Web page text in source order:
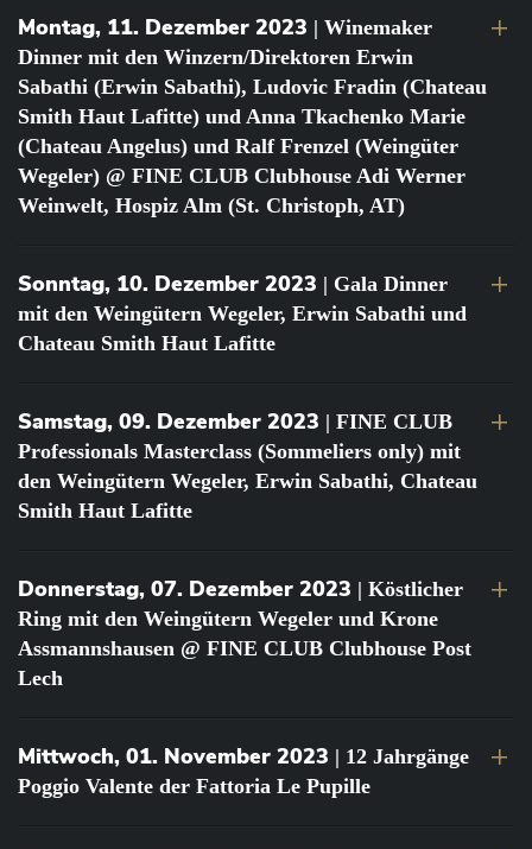
Montag, 11. Dezember 2023 | Winemaker
Dinner mit den Winzern/Direktoren Erwin
Sabathi (Erwin Sabathi), Ludovic Fradin (Chateau
Smith Haut Lafitte) und Anna Tkachenko Marie
(Chateau Angelus) und Ralf Frenzel (Weingüter
Wegeler) @ FINE CLUB Clubhouse Adi Werner
Weinwelt, Hospiz Alm (St. Christoph, AT)
Sonntag, 10. Dezember 2023 | Gala Dinner
mit den Weingütern Wegeler, Erwin Sabathi und
Chateau Smith Haut Lafitte
Samstag, 09. Dezember 2023 | FINE CLUB
Professionals Masterclass (Sommeliers only) mit
den Weingütern Wegeler, Erwin Sabathi, Chateau
Smith Haut Lafitte
Donnerstag, 07. Dezember 2023 | Köstlicher
Ring mit den Weingütern Wegeler und Krone
Assmannshausen @ FINE CLUB Clubhouse Post
Lech
Mittwoch, 01. November 2023 | 12 Jahrgänge
Poggio Valente der Fattoria Le Pupille